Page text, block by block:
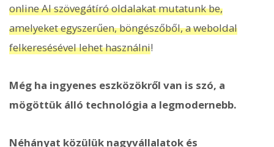
online AI szövegátíró oldalakat mutatunk be,
amelyeket egyszerűen, böngészőből, a weboldal
felkeresésével lehet használni!
Még ha ingyenes eszközökről van is szó, a
mögöttük álló technológia a legmodernebb.
Néhányat közülük nagyvállalatok és